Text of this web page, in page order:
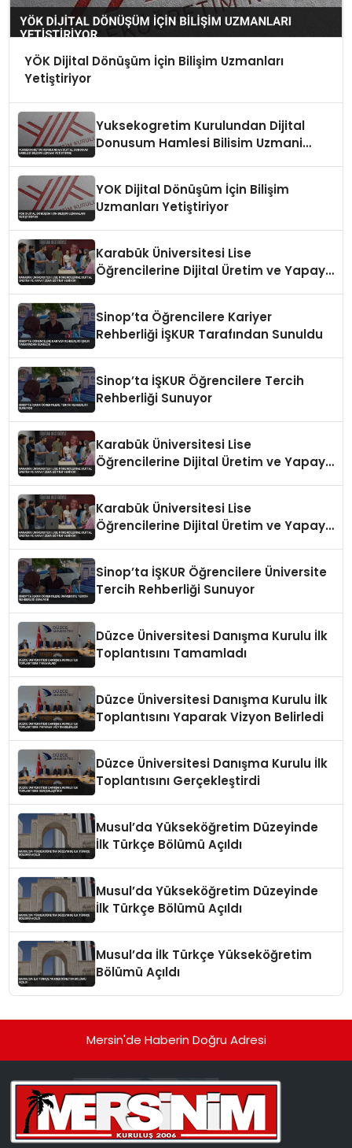
YÖK Dijital Dönüşüm İçin Bilişim Uzmanları
Yetiştiriyor
Yuksekogretim Kurulundan Dijital
Donusum Hamlesi Bilisim Uzmani
YOK Dijital Dönüşüm İçin Bilişim
Uzmanları Yetiştiriyor
Karabük Üniversitesi Lise
Öğrencilerine Dijital Üretim ve Yapay
Sinop’ta Öğrencilere Kariyer
Rehberliği İŞKUR Tarafından Sunuldu
Sinop’ta İŞKUR Öğrencilere Tercih
Rehberliği Sunuyor
Karabük Üniversitesi Lise
Öğrencilerine Dijital Üretim ve Yapay
Karabük Üniversitesi Lise
Öğrencilerine Dijital Üretim ve Yapay
Sinop’ta İŞKUR Öğrencilere Üniversite
Tercih Rehberliği Sunuyor
Düzce Üniversitesi Danışma Kurulu İlk
Toplantısını Tamamladı
Düzce Üniversitesi Danışma Kurulu İlk
Toplantısını Yaparak Vizyon Belirledi
Düzce Üniversitesi Danışma Kurulu İlk
Toplantısını Gerçekleştirdi
Musul’da Yükseköğretim Düzeyinde
İlk Türkçe Bölümü Açıldı
Musul’da Yükseköğretim Düzeyinde
İlk Türkçe Bölümü Açıldı
Musul’da İlk Türkçe Yükseköğretim
Bölümü Açıldı
Mersin'de Haberin Doğru Adresi